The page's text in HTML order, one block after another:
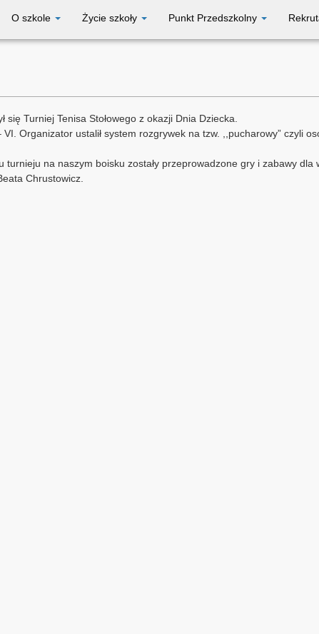
O szkole Życie szkoły Punkt Przedszkolny
Turniej Tenisa Stołowego z okazji Dnia Dziecka.
Organizator ustalił system rozgrywek na tzw. ,,pucharowy” czyli
na naszym boisku zostały przeprowadzone gry i zabawy dla
Chrustowicz.